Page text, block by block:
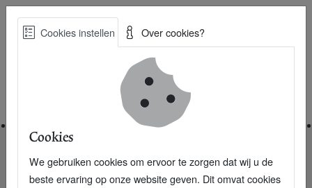
Skip
Best Practices voor een duurzame toekomst
Nieuwsarchief P+ Special: De overheid is weer leidend
Cookies instellen Over cookies?
Cookies
We gebruiken cookies om ervoor te zorgen dat wij u de
beste ervaring op onze website geven. Dit omvat cookies